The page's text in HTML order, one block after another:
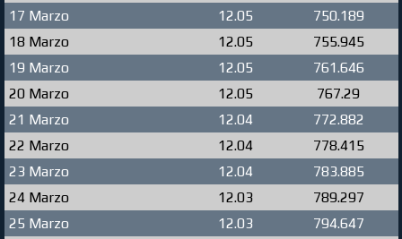
17 Marzo
12.05
750.189
18 Marzo
12.05
755.945
19 Marzo
12.05
761.646
20 Marzo
12.05
767.29
21 Marzo
12.04
772.882
22 Marzo
12.04
778.415
23 Marzo
12.04
783.885
24 Marzo
12.03
789.297
25 Marzo
12.03
794.647